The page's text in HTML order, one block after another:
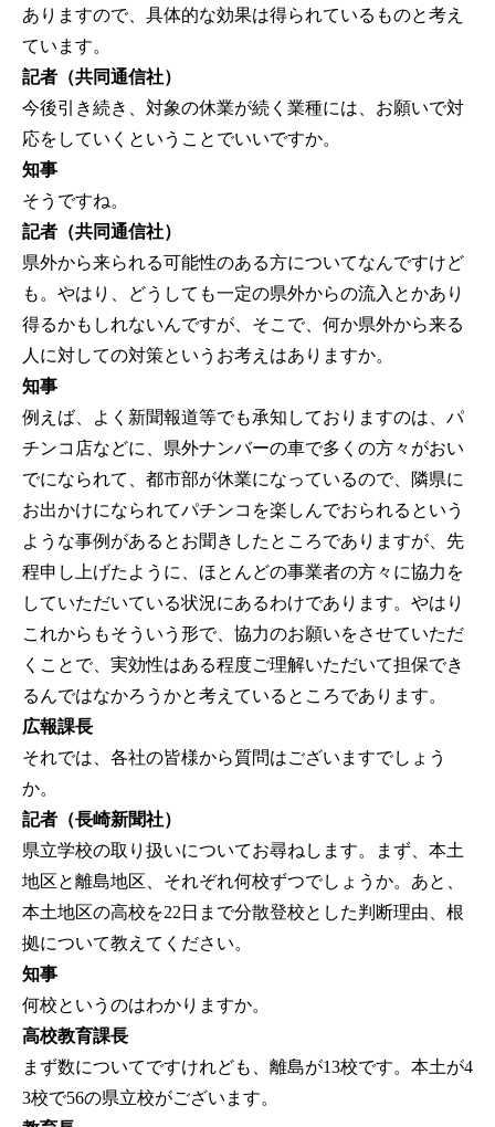
ありますので、具体的な効果は得られているものと考え
ています。
記者（共同通信社）
今後引き続き、対象の休業が続く業種には、お願いで対
応をしていくということでいいですか。
知事
そうですね。
記者（共同通信社）
県外から来られる可能性のある方についてなんですけど
も。やはり、どうしても一定の県外からの流入とかあり
得るかもしれないんですが、そこで、何か県外から来る
人に対しての対策というお考えはありますか。
知事
例えば、よく新聞報道等でも承知しておりますのは、パ
チンコ店などに、県外ナンバーの車で多くの方々がおい
でになられて、都市部が休業になっているので、隣県に
お出かけになられてパチンコを楽しんでおられるという
ような事例があるとお聞きしたところでありますが、先
程申し上げたように、ほとんどの事業者の方々に協力を
していただいている状況にあるわけであります。やはり
これからもそういう形で、協力のお願いをさせていただ
くことで、実効性はある程度ご理解いただいて担保でき
るんではなかろうかと考えているところであります。
広報課長
それでは、各社の皆様から質問はございますでしょう
か。
記者（長崎新聞社）
県立学校の取り扱いについてお尋ねします。まず、本土
地区と離島地区、それぞれ何校ずつでしょうか。あと、
本土地区の高校を22日まで分散登校とした判断理由、根
拠について教えてください。
知事
何校というのはわかりますか。
高校教育課長
まず数についてですけれども、離島が13校です。本土が4
3校で56の県立校がございます。